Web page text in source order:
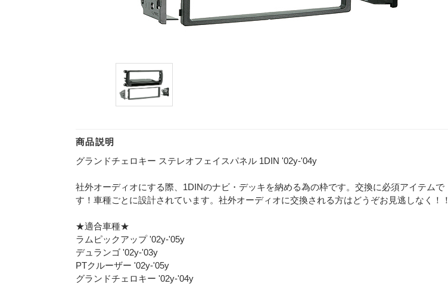
商品説明
グランドチェロキー ステレオフェイスパネル 1DIN '02y-'04y
社外オーディオにする際、1DINのナビ・デッキを納める為の枠です。交換に必須アイテムで
す！車種ごとに設計されています。社外オーディオに交換される方はどうぞお見逃しなく！！
★適合車種★
ラムピックアップ '02y-'05y
デュランゴ '02y-'03y
PTクルーザー '02y-'05y
グランドチェロキー '02y-'04y